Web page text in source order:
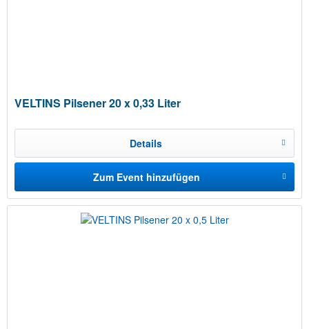
VELTINS Pilsener 20 x 0,33 Liter
Details
Zum Event hinzufügen